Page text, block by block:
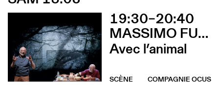
19:30–20:40
MASSIMO FURLAN & CLAIRE DE RIBAUPIERRE
Avec l’animal
COMPAGNIE OCUS
SCÈNE